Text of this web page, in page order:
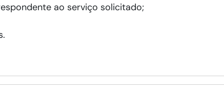
ao serviço solicitado;